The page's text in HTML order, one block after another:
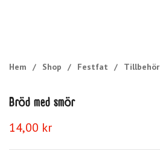
Hem / Shop / Festfat / Tillbehör
Bröd med smör
14,00 kr